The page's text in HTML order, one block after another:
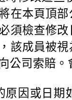
在本頁頂
須檢查修
該成員被
公司索賠
原因或日期